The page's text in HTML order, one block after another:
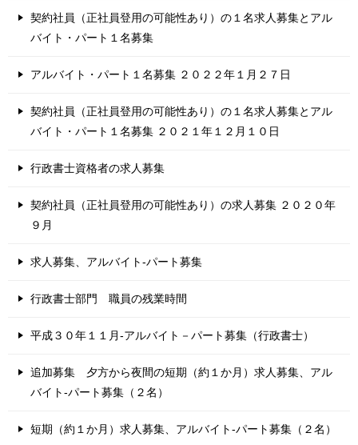
契約社員（正社員登用の可能性あり）の１名求人募集とアル
バイト・パート１名募集
アルバイト・パート１名募集 ２０２２年１月２７日
契約社員（正社員登用の可能性あり）の１名求人募集とアル
バイト・パート１名募集 ２０２１年１２月１０日
行政書士資格者の求人募集
契約社員（正社員登用の可能性あり）の求人募集 ２０２０年
９月
求人募集、アルバイト-パート募集
行政書士部門 職員の残業時間
平成３０年１１月-アルバイト－パート募集（行政書士）
追加募集 夕方から夜間の短期（約１か月）求人募集、アル
バイト-パート募集（２名）
短期（約１か月）求人募集、アルバイト-パート募集（２名）